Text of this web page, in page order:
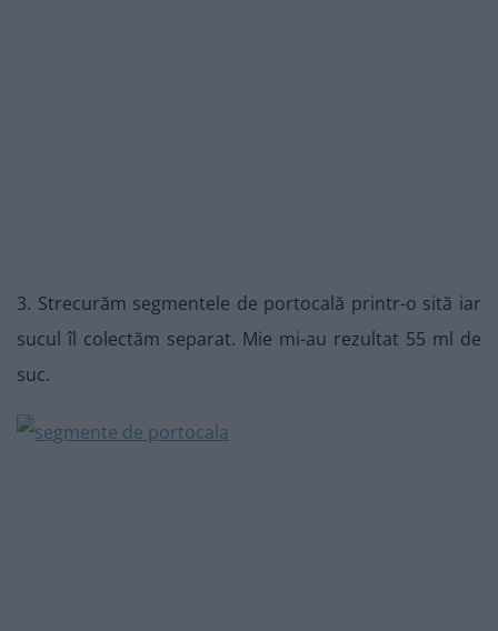
3. Strecurăm segmentele de portocală printr-o sită iar
sucul îl colectăm separat. Mie mi-au rezultat 55 ml de
suc.